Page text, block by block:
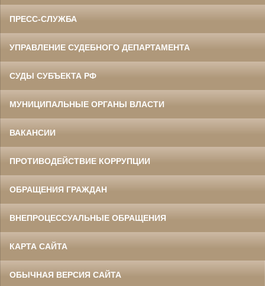
ПРЕСС-СЛУЖБА
УПРАВЛЕНИЕ СУДЕБНОГО ДЕПАРТАМЕНТА
СУДЫ СУБЪЕКТА РФ
МУНИЦИПАЛЬНЫЕ ОРГАНЫ ВЛАСТИ
ВАКАНСИИ
ПРОТИВОДЕЙСТВИЕ КОРРУПЦИИ
ОБРАЩЕНИЯ ГРАЖДАН
ВНЕПРОЦЕССУАЛЬНЫЕ ОБРАЩЕНИЯ
КАРТА САЙТА
ОБЫЧНАЯ ВЕРСИЯ САЙТА